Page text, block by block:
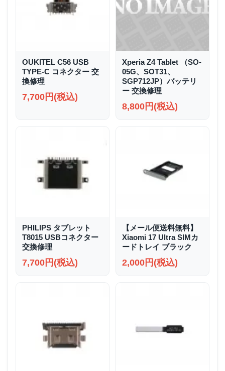
OUKITEL C56 USB
TYPE-C コネクター 交
換修理
7,700円(税込)
Xperia Z4 Tablet （SO-
05G、SOT31、
SGP712JP）バッテリ
ー 交換修理
8,800円(税込)
PHILIPS タブレット
T8015 USBコネクター
交換修理
7,700円(税込)
【メール便送料無料】
Xiaomi 17 Ultra SIMカ
ードトレイ ブラック
2,000円(税込)